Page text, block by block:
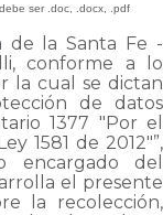
ser .doc, .docx, .pdf
de la Santa Fe -
conforme a lo
la cual se dictan
de datos
1377 "Por el
1581 de 2012"”,
encargado del
el presente
la recolección,